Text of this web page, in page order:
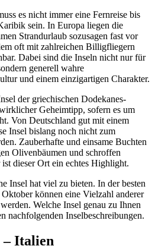
es nicht immer eine Fernreise bis
sein. In Europa liegen die
Strandurlaub sozusagen fast vor
oft mit zahlreichen Billigfliegern
Dabei sind die Inseln nicht nur für
generell wahre
und einem einzigartigen Charakter.
der griechischen Dodekanes-
Geheimtipp, sofern es um
Von Deutschland gut mit einem
Insel bislang noch nicht zum
Zauberhafte und einsame Buchten
Olivenbäumen und schroffen
dieser Ort ein echtes Highlight.
Insel hat viel zu bieten. In der besten
können eine Vielzahl anderer
Welche Insel genau zu Ihnen
nachfolgenden Inselbeschreibungen.
Italien